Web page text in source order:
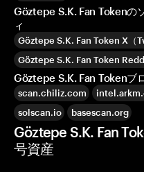
Göztepe S.K. Fan Tokenの
ィ
Göztepe S.K. Fan Token X（
Göztepe S.K. Fan Token
Göztepe S.K. Fan Tokenブ
scan.chiliz.com
solscan.io
basescan.org
Göztepe S.K. Fan
号資産